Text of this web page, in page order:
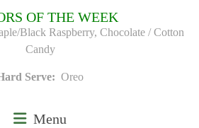
OF THE WEEK
Black Raspberry, Chocolate / Cotton
Candy
Serve: Oreo
Menu